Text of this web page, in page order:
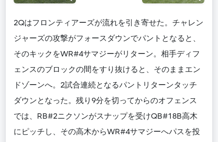
2Qはフロンティアーズが流れを引き寄せた。チャレン
ジャーズの攻撃がフォースダウンでパントとなると、
そのキックをWR#4サマジーがリターン。相手ディフ
ェンスのブロックの間をすり抜けると、そのままエン
ドゾーンへ。2試合連続となるパントリターンタッチ
ダウンとなった。残り9分を切ってからのオフェンス
では、RB#2ニクソンがスナップを受けQB#18B高木
にピッチし、その高木からWR#4サマジーへパスを投